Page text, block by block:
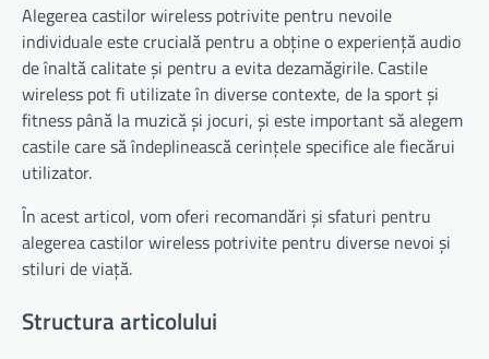
Alegerea castilor wireless potrivite pentru nevoile
individuale este crucială pentru a obține o experiență audio
de înaltă calitate și pentru a evita dezamăgirile. Castile
wireless pot fi utilizate în diverse contexte, de la sport și
fitness până la muzică și jocuri, și este important să alegem
castile care să îndeplinească cerințele specifice ale fiecărui
utilizator.
În acest articol, vom oferi recomandări și sfaturi pentru
alegerea castilor wireless potrivite pentru diverse nevoi și
stiluri de viață.
Structura articolului